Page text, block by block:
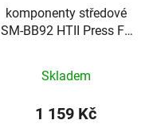
komponenty středové
SM-BB92 HTII Press Fit
Skladem
1 159 Kč